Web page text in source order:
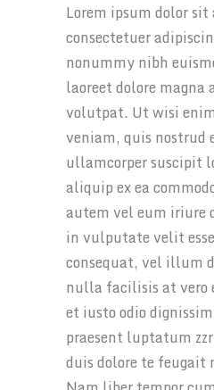
Lorem ipsum dolor sit
consectetuer
nonummy nibh
laoreet dolore magna
volutpat. Ut wisi
veniam, quis nostrud
ullamcorper suscipit
aliquip ex ea
autem vel eum iriure
in vulputate velit
consequat, vel illum
nulla facilisis at vero
et iusto odio
praesent luptatum
duis dolore te